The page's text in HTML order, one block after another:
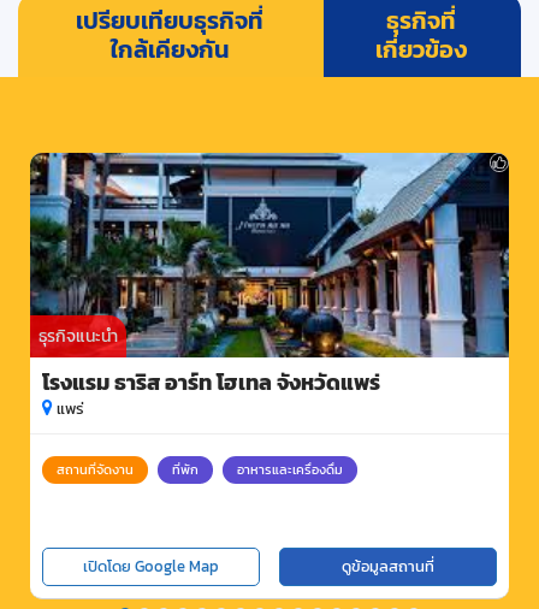
เปรียบเทียบธุรกิจที่
ใกล้เคียงกัน
ธุรกิจที่
เกี่ยวข้อง
ธุรกิจแนะนำ
โรงแรม ธาริส อาร์ท โฮเทล จังหวัดแพร่
แพร่
สถานที่จัดงาน ที่พัก อาหารและเครื่องดื่ม
เปิดโดย Google Map ดูข้อมูลสถานที่